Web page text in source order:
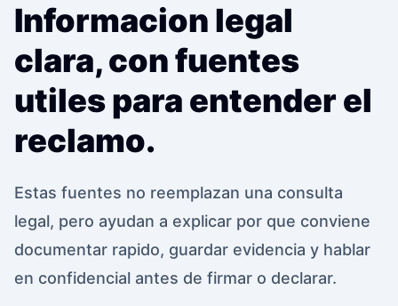
Informacion legal
clara, con fuentes
utiles para entender el
reclamo.
Estas fuentes no reemplazan una consulta
legal, pero ayudan a explicar por que conviene
documentar rapido, guardar evidencia y hablar
en confidencial antes de firmar o declarar.